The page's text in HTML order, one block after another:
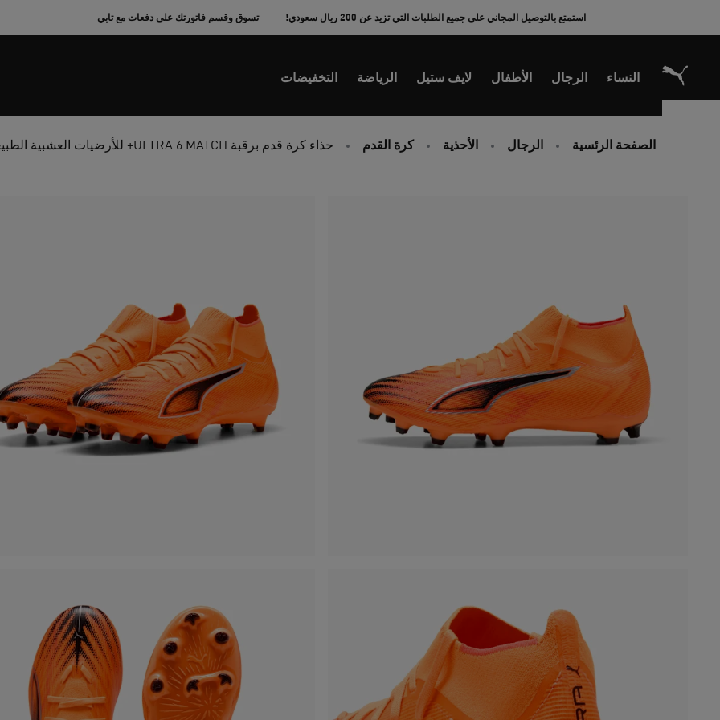
استمتع بالتوصيل المجاني على جميع الطلبات التي تزيد عن 200 ريال سعودي! تسوق وقسم فاتورتك على دفعات مع تابي
النساء الرجال الأطفال لايف ستيل الرياضة التخفيضات
الصفحة الرئسية الرجال الأحذية كرة القدم حذاء كرة قدم برقبة ULTRA 6 MATCH+ للأرضيات العشبية الطبيعية والعشب الصناعي مناسب للجنسين